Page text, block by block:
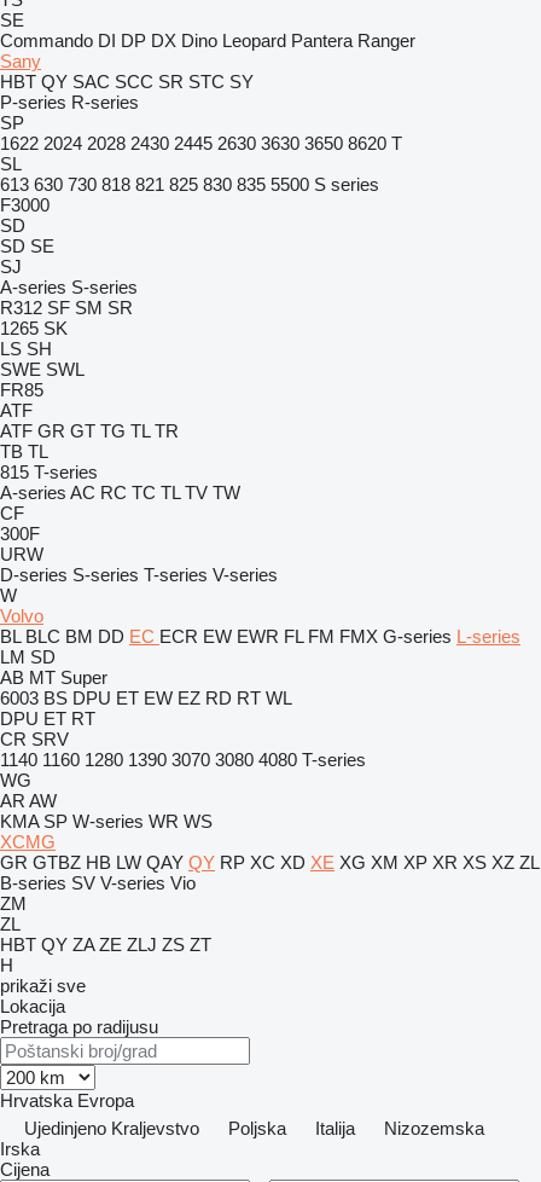
SE
Commando DI DP DX Dino Leopard Pantera Ranger
Sany
HBT QY SAC SCC SR STC SY
P-series R-series
SP
1622 2024 2028 2430 2445 2630 3630 3650 8620 T
SL
613 630 730 818 821 825 830 835 5500 S series
F3000
SD
SD SE
SJ
A-series S-series
R312 SF SM SR
1265 SK
LS SH
SWE SWL
FR85
ATF
ATF GR GT TG TL TR
TB TL
815 T-series
A-series AC RC TC TL TV TW
CF
300F
URW
D-series S-series T-series V-series
W
Volvo
BL BLC BM DD EC ECR EW EWR FL FM FMX G-series L-series
LM SD
AB MT Super
6003 BS DPU ET EW EZ RD RT WL
DPU ET RT
CR SRV
1140 1160 1280 1390 3070 3080 4080 T-series
WG
AR AW
KMA SP W-series WR WS
XCMG
GR GTBZ HB LW QAY QY RP XC XD XE XG XM XP XR XS XZ ZL
B-series SV V-series Vio
ZM
ZL
HBT QY ZA ZE ZLJ ZS ZT
H
prikaži sve
Lokacija
Pretraga po radijusu
Hrvatska Evropa
Ujedinjeno Kraljevstvo
Poljska Italija
Nizozemska
Irska
Cijena